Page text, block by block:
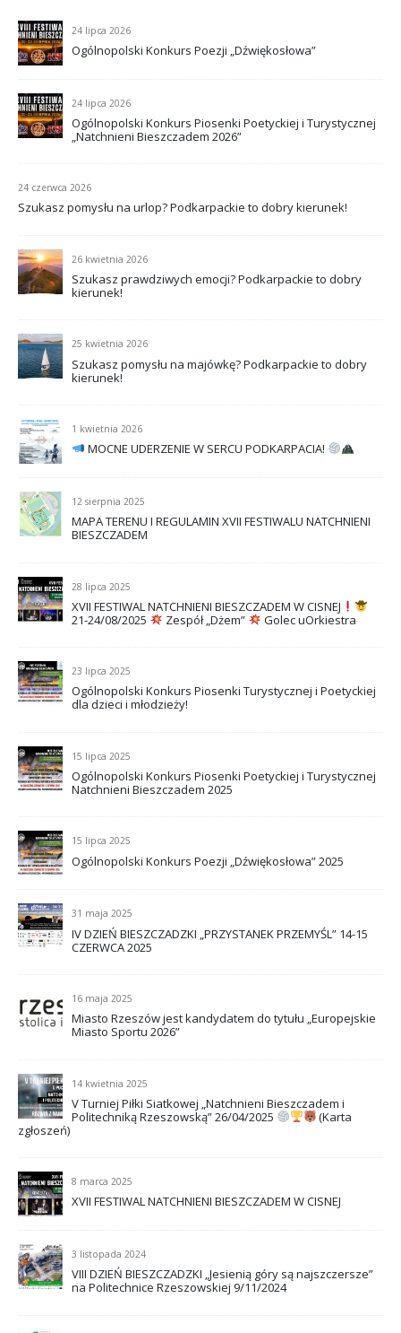
24 lipca 2026
Ogólnopolski Konkurs Poezji „Dźwiękosłowa”
24 lipca 2026
Ogólnopolski Konkurs Piosenki Poetyckiej i Turystycznej
„Natchnieni Bieszczadem 2026”
24 czerwca 2026
Szukasz pomysłu na urlop? Podkarpackie to dobry kierunek!
26 kwietnia 2026
Szukasz prawdziwych emocji? Podkarpackie to dobry
kierunek!
25 kwietnia 2026
Szukasz pomysłu na majówkę? Podkarpackie to dobry
kierunek!
1 kwietnia 2026
MOCNE UDERZENIE W SERCU PODKARPACIA!
12 sierpnia 2025
MAPA TERENU I REGULAMIN XVII FESTIWALU NATCHNIENI
BIESZCZADEM
28 lipca 2025
XVII FESTIWAL NATCHNIENI BIESZCZADEM W CISNEJ
21-24/08/2025
Zespół „Dżem” Golec uOrkiestra
23 lipca 2025
Ogólnopolski Konkurs Piosenki Turystycznej i Poetyckiej
dla dzieci i młodzieży!
15 lipca 2025
Ogólnopolski Konkurs Piosenki Poetyckiej i Turystycznej
Natchnieni Bieszczadem 2025
15 lipca 2025
Ogólnopolski Konkurs Poezji „Dźwiękosłowa” 2025
31 maja 2025
IV DZIEŃ BIESZCZADZKI „PRZYSTANEK PRZEMYŚL” 14-15
CZERWCA 2025
16 maja 2025
Miasto Rzeszów jest kandydatem do tytułu „Europejskie
Miasto Sportu 2026”
14 kwietnia 2025
V Turniej Piłki Siatkowej „Natchnieni Bieszczadem i
Politechniką Rzeszowską” 26/04/2025
(Karta
zgłoszeń)
8 marca 2025
XVII FESTIWAL NATCHNIENI BIESZCZADEM W CISNEJ
3 listopada 2024
VIII DZIEŃ BIESZCZADZKI „Jesienią góry są najszczersze”
na Politechnice Rzeszowskiej 9/11/2024